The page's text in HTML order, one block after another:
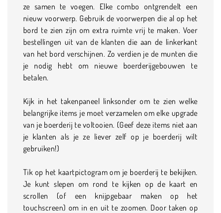
ze samen te voegen. Elke combo ontgrendelt een
nieuw voorwerp. Gebruik de voorwerpen die al op het
bord te zien zijn om extra ruimte vrij te maken. Voer
bestellingen uit van de klanten die aan de linkerkant
van het bord verschijnen. Zo verdien je de munten die
je nodig hebt om nieuwe boerderijgebouwen te
betalen.
Kijk in het takenpaneel linksonder om te zien welke
belangrijke items je moet verzamelen om elke upgrade
van je boerderij te voltooien. (Geef deze items niet aan
je klanten als je ze liever zelf op je boerderij wilt
gebruiken!)
Tik op het kaartpictogram om je boerderij te bekijken.
Je kunt slepen om rond te kijken op de kaart en
scrollen (of een knijpgebaar maken op het
touchscreen) om in en uit te zoomen. Door taken op